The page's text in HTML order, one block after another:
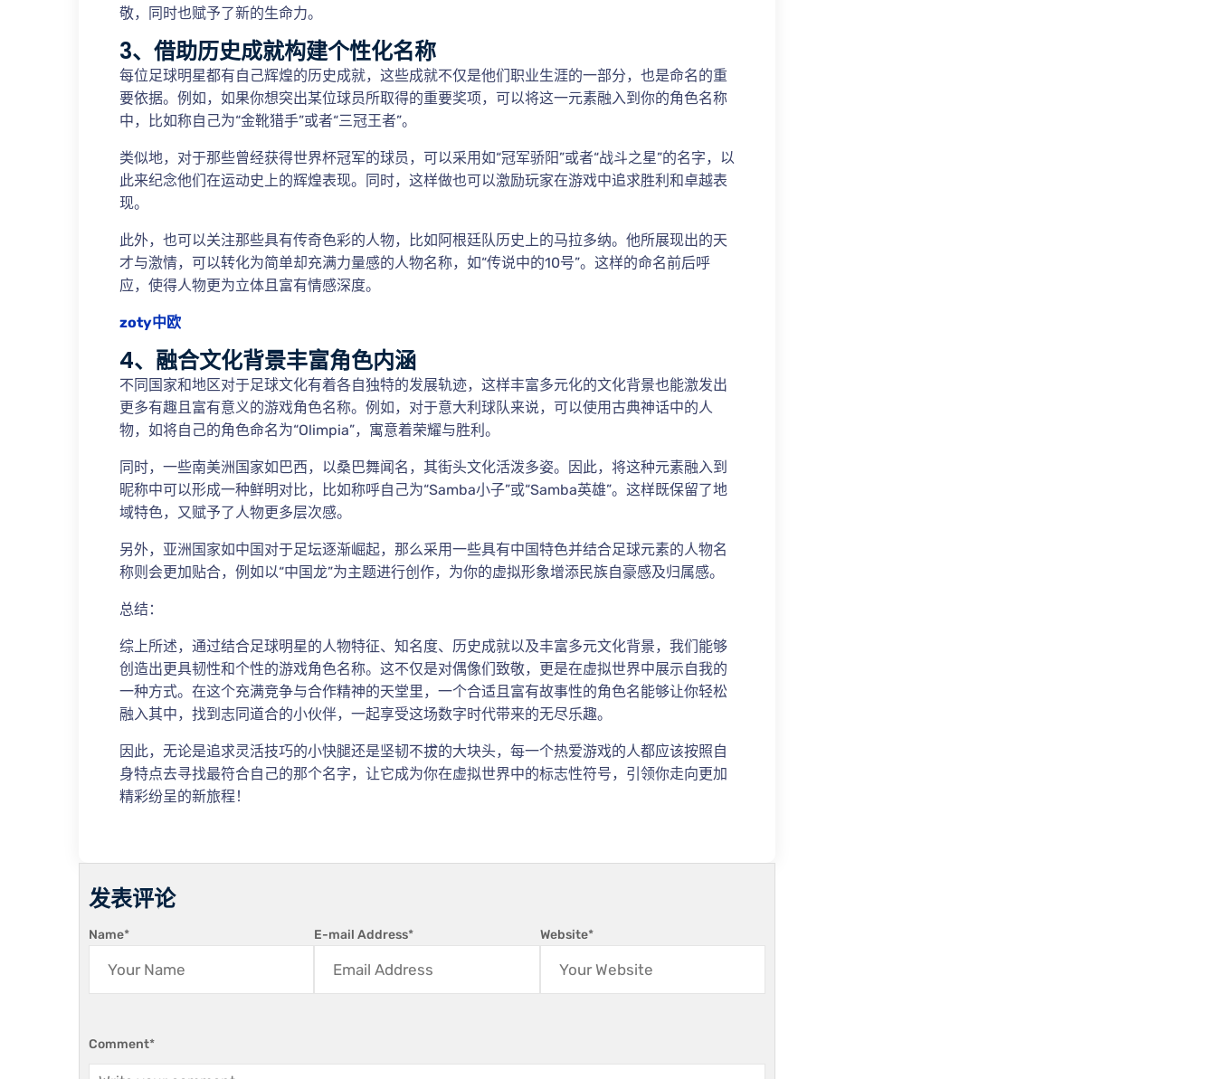
敬，同时也赋予了新的生命力。
3、借助历史成就构建个性化名称
每位足球明星都有自己辉煌的历史成就，这些成就不仅是他们职业生涯的一部分，也是命名的重
要依据。例如，如果你想突出某位球员所取得的重要奖项，可以将这一元素融入到你的角色名称
中，比如称自己为“金靴猎手”或者“三冠王者”。
类似地，对于那些曾经获得世界杯冠军的球员，可以采用如“冠军骄阳”或者“战斗之星”的名字，以
此来纪念他们在运动史上的辉煌表现。同时，这样做也可以激励玩家在游戏中追求胜利和卓越表
现。
此外，也可以关注那些具有传奇色彩的人物，比如阿根廷队历史上的马拉多纳。他所展现出的天
才与激情，可以转化为简单却充满力量感的人物名称，如“传说中的10号”。这样的命名前后呼
应，使得人物更为立体且富有情感深度。
zoty中欧
4、融合文化背景丰富角色内涵
不同国家和地区对于足球文化有着各自独特的发展轨迹，这样丰富多元化的文化背景也能激发出
更多有趣且富有意义的游戏角色名称。例如，对于意大利球队来说，可以使用古典神话中的人
物，如将自己的角色命名为“Olimpia”，寓意着荣耀与胜利。
同时，一些南美洲国家如巴西，以桑巴舞闻名，其街头文化活泼多姿。因此，将这种元素融入到
昵称中可以形成一种鲜明对比，比如称呼自己为“Samba小子”或“Samba英雄”。这样既保留了地
域特色，又赋予了人物更多层次感。
另外，亚洲国家如中国对于足坛逐渐崛起，那么采用一些具有中国特色并结合足球元素的人物名
称则会更加贴合，例如以“中国龙”为主题进行创作，为你的虚拟形象增添民族自豪感及归属感。
总结：
综上所述，通过结合足球明星的人物特征、知名度、历史成就以及丰富多元文化背景，我们能够
创造出更具韧性和个性的游戏角色名称。这不仅是对偶像们致敬，更是在虚拟世界中展示自我的
一种方式。在这个充满竞争与合作精神的天堂里，一个合适且富有故事性的角色名能够让你轻松
融入其中，找到志同道合的小伙伴，一起享受这场数字时代带来的无尽乐趣。
因此，无论是追求灵活技巧的小快腿还是坚韧不拔的大块头，每一个热爱游戏的人都应该按照自
身特点去寻找最符合自己的那个名字，让它成为你在虚拟世界中的标志性符号，引领你走向更加
精彩纷呈的新旅程！
发表评论
Name* E-mail Address* Website*
Comment*